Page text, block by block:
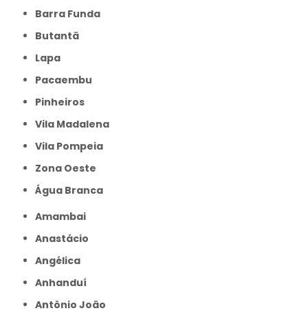
Barra Funda
Butantã
Lapa
Pacaembu
Pinheiros
Vila Madalena
Vila Pompeia
Zona Oeste
Água Branca
Amambai
Anastácio
Angélica
Anhanduí
Antônio João